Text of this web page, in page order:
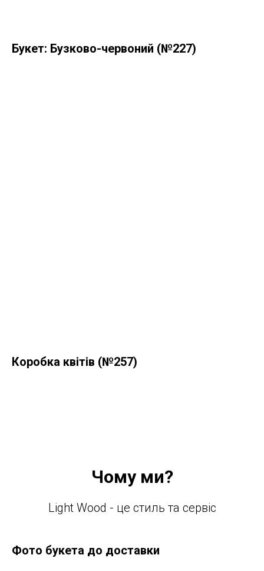
Букет: Бузково-червоний (№227)
Коробка квітів (№257)
Чому ми?
Light Wood - це стиль та сервіс
Фото букета до доставки